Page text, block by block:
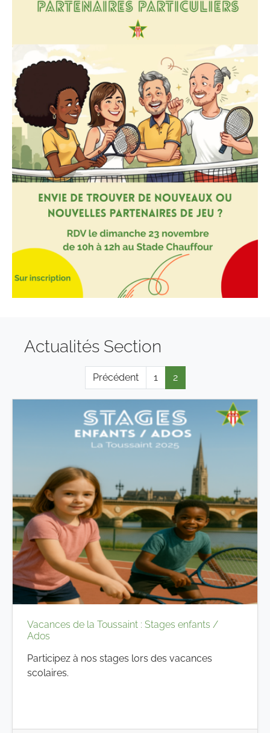
Actualités Section
Précédent 1 2
Vacances de la Toussaint : Stages enfants /
Ados
Participez à nos stages lors des vacances
scolaires.